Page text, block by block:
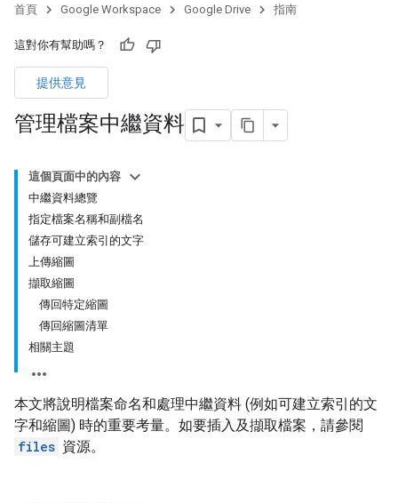
首頁 Google Workspace Google Drive 指南
這對你有幫助嗎？
提供意見
管理檔案中繼資料
這個頁面中的內容
中繼資料總覽
指定檔案名稱和副檔名
儲存可建立索引的文字
上傳縮圖
擷取縮圖
傳回特定縮圖
傳回縮圖清單
相關主題
本文將說明檔案命名和處理中繼資料 (例如可建立索引的文
字和縮圖) 時的重要考量。如要插入及擷取檔案，請參閱
files 資源。